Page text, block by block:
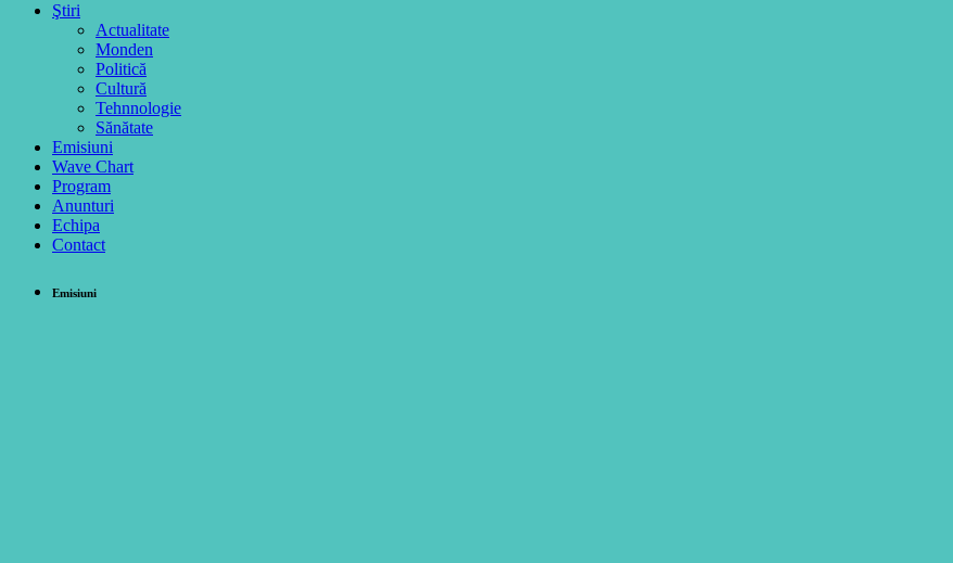
Ştiri
Actualitate
Monden
Politică
Cultură
Tehnnologie
Sănătate
Emisiuni
Wave Chart
Program
Anunturi
Echipa
Contact
Emisiuni